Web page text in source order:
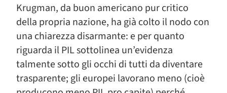
Krugman, da buon americano pur critico
della propria nazione, ha già colto il nodo con
una chiarezza disarmante: e per quanto
riguarda il PIL sottolinea un’evidenza
talmente sotto gli occhi di tutti da diventare
trasparente; gli europei lavorano meno (cioè